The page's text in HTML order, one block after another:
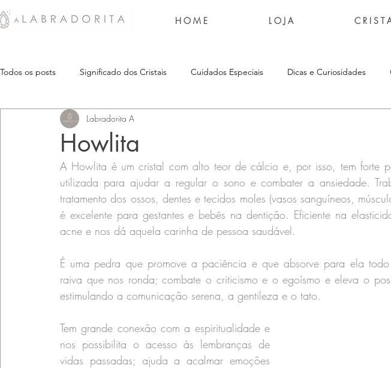
H O M E L O J A C R I S T
Todos os posts Significado dos Cristais Cuidados Especiais Dicas e Curiosidades
Howlita
Labradorita A
A Howlita é um cristal com alto teor de cálcio e, por isso, tem forte
utilizada para ajudar a regular o sono e combater a ansiedade.
tratamento dos ossos, dentes e tecidos moles (vasos sanguíneos,
é excelente para gestantes e bebês na dentição. Eficiente na
acne e nos dá aquela carinha de pessoa saudável.
É uma pedra que promove a paciência e que absorve para ela
raiva que nos ronda; combate o criticismo e o egoísmo e eleva o
estimulando a comunicação serena, a gentileza e o tato.
Tem grande conexão com a espiritualidade e
nos possibilita o acesso às lembranças de
vidas passadas; ajuda a acalmar emoções